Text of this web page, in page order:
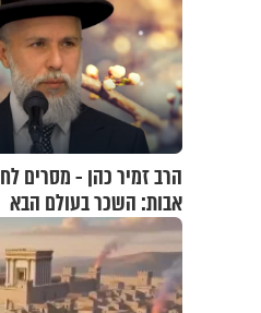
הרב זמיר כהן - מסרים
אבות: השכר בעולם הבא